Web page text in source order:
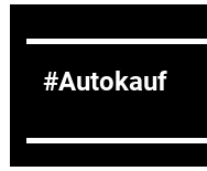
Autokauf